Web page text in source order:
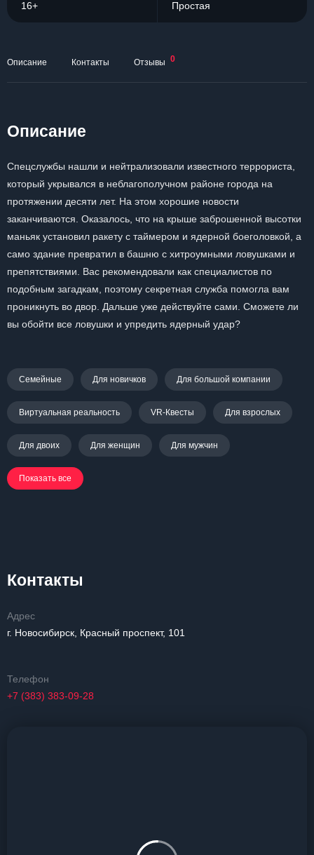
16+ Простая
Описание Контакты Отзывы 0
Описание
Спецслужбы нашли и нейтрализовали известного террориста,
который укрывался в неблагополучном районе города на
протяжении десяти лет. На этом хорошие новости
заканчиваются. Оказалось, что на крыше заброшенной высотки
маньяк установил ракету с таймером и ядерной боеголовкой, а
само здание превратил в башню с хитроумными ловушками и
препятствиями. Вас рекомендовали как специалистов по
подобным загадкам, поэтому секретная служба помогла вам
проникнуть во двор. Дальше уже действуйте сами. Сможете ли
вы обойти все ловушки и упредить ядерный удар?
Семейные Для новичков Для большой компании
Виртуальная реальность VR-Квесты Для взрослых
Для двоих Для женщин Для мужчин
Показать все
Контакты
Адрес
г. Новосибирск, Красный проспект, 101
Телефон
+7 (383) 383-09-28